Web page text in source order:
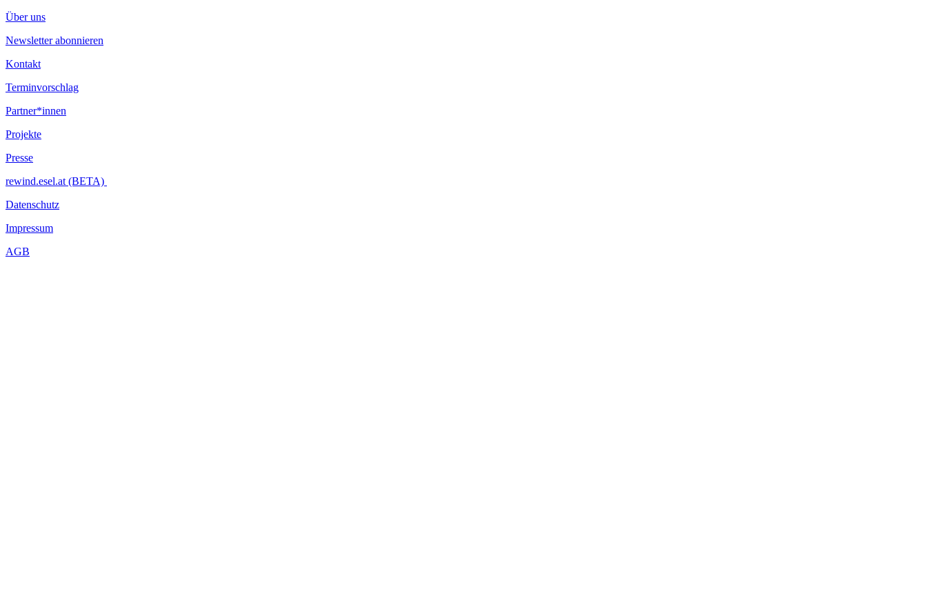
Über uns
Newsletter abonnieren
Kontakt
Terminvorschlag
Partner*innen
Projekte
Presse
rewind.esel.at (BETA)
Datenschutz
Impressum
AGB